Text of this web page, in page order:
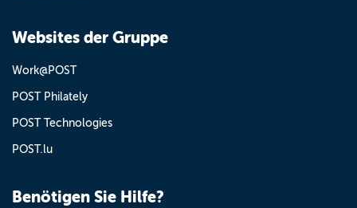
Websites der Gruppe
Work@POST
POST Philately
POST Technologies
POST.lu
Benötigen Sie Hilfe?